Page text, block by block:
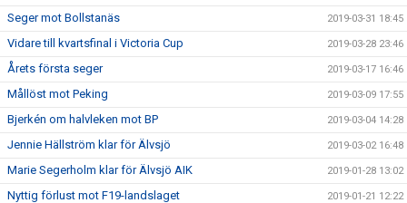
Seger mot Bollstanäs 2019-03-31 18:45
Vidare till kvartsfinal i Victoria Cup 2019-03-28 23:46
Årets första seger 2019-03-17 16:46
Mållöst mot Peking 2019-03-09 17:55
Bjerkén om halvleken mot BP 2019-03-04 14:28
Jennie Hällström klar för Älvsjö 2019-03-02 16:48
Marie Segerholm klar för Älvsjö AIK 2019-01-28 13:02
Nyttig förlust mot F19-landslaget 2019-01-21 12:22